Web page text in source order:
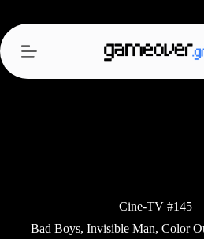
περιεχόμενο
Cine-TV #145
Bad Boys, Invisible Man, Color